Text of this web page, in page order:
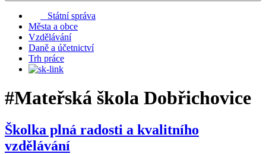
Státní správa
Města a obce
Vzdělávání
Daně a účetnictví
Trh práce
#Mateřská škola Dobřichovice
Školka plná radosti a kvalitního
vzdělávání